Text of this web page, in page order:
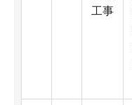
工事